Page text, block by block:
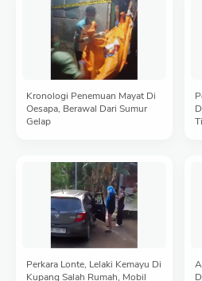
Kronologi Penemuan Mayat Di
Oesapa, Berawal Dari Sumur
Gelap
Perkara Lonte, Lelaki Kemayu Di
Kupang Salah Rumah, Mobil